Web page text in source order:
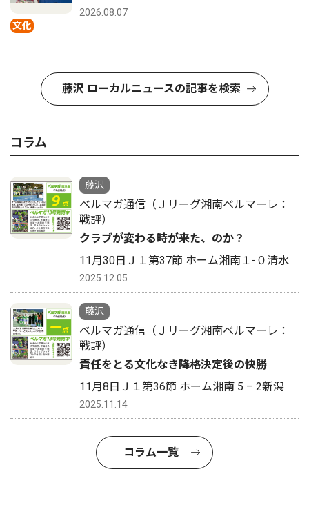
文化
2026.08.07
藤沢 ローカルニュースの記事を検索
コラム
藤沢
ベルマガ通信（Ｊリーグ湘南ベルマーレ：
戦評）
クラブが変わる時が来た、のか？
11月30日Ｊ１第37節 ホーム湘南１-０清水
2025.12.05
藤沢
ベルマガ通信（Ｊリーグ湘南ベルマーレ：
戦評）
責任をとる文化なき降格決定後の快勝
11月8日Ｊ１第36節 ホーム湘南 5 – 2新潟
2025.11.14
コラム一覧